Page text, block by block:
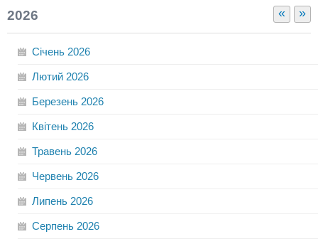
« »
2026
Січень 2026
Лютий 2026
Березень 2026
Квітень 2026
Травень 2026
Червень 2026
Липень 2026
Серпень 2026